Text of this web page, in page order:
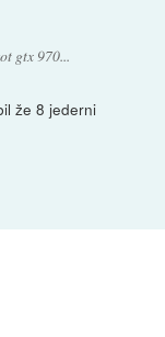
gtx 970...
že 8 jederni